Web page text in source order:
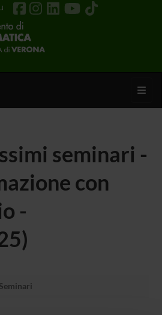
seminari -
con
-
Seminari